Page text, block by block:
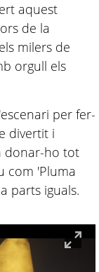
aquest
de la
milers de
orgull els
per fer-
divertit i
donar-ho tot
com 'Pluma
parts iguals.